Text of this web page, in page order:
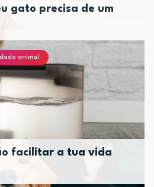
gato precisa de um
animal
facilitar a tua vida